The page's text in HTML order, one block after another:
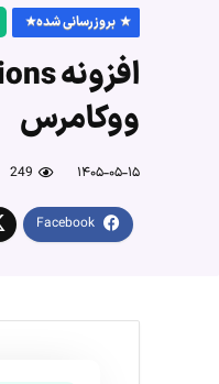
بروزرسانی شده
ووکامرس
۱۴۰۵-۰۵-۱۵ 249